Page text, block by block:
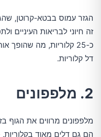
זה חיוני לבריאות העיניים
כ-25 קלוריות, מה
דל קלוריות.
2. מלפפונים
מלפפונים מרווים את הגוף